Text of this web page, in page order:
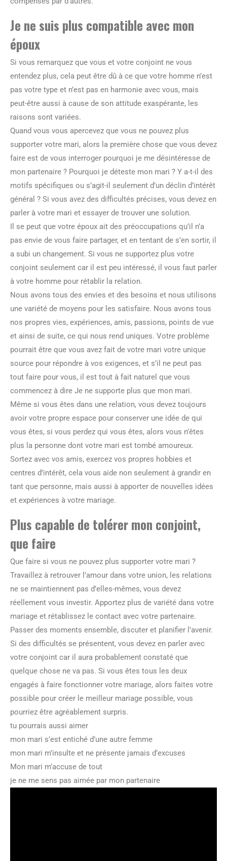
Je ne suis plus compatible avec mon
époux
Si vous remarquez que vous et votre conjoint ne vous
entendez plus, cela peut être dû à ce que votre homme n’est
pas votre type et n’est pas en harmonie avec vous, mais
peut-être aussi à cause de son attitude exaspérante, les
raisons sont variées.
Quand vous vous apercevez que vous ne pouvez plus
supporter votre mari, alors la première chose que vous devez
faire est de vous interroger pourquoi je me désintéresse de
mon partenaire ? Pourquoi je déteste mon mari ? Y a-t-il des
motifs spécifiques ou s’agit-il seulement d’un déclin d’intérêt
général ? Si vous avez des difficultés précises, vous devez en
parler à votre mari et essayer de trouver une solution.
Il se peut que votre époux ait des préoccupations qu’il n’a
pas envie de vous faire partager, et en tentant de s’en sortir, il
a subi un changement. Si vous ne supportez plus votre
conjoint seulement car il est peu intéressé, il vous faut parler
à votre homme pour rétablir la relation.
Nous avons tous des envies et des besoins et nous utilisons
une variété de moyens pour les satisfaire. Nous avons tous
nos propres vies, expériences, amis, passions, points de vue
et ainsi de suite, ce qui nous rend uniques. Votre problème
pourrait être que vous avez fait de votre mari votre unique
source pour répondre à vos exigences, et s’il ne peut pas
tout faire pour vous, il est tout à fait naturel que vous
commencez à dire Je ne supporte plus que mon mari.
Même si vous êtes dans une relation, vous devez toujours
avoir votre propre espace pour conserver une idée de qui
vous êtes, si vous perdez qui vous êtes, alors vous n’êtes
plus la personne dont votre mari est tombé amoureux.
Sortez avec vos amis, exercez vos propres hobbies et
centres d’intérêt, cela vous aide non seulement à grandir en
tant que personne, mais aussi à apporter de nouvelles idées
et expériences à votre mariage.
Plus capable de tolérer mon conjoint,
que faire
Que faire si vous ne pouvez plus supporter votre mari ?
Travaillez à retrouver l’amour dans votre union, les relations
ne se maintiennent pas d’elles-mêmes, vous devez
réellement vous investir. Apportez plus de variété dans votre
mariage et rétablissez le contact avec votre partenaire.
Passer des moments ensemble, discuter et planifier l’avenir.
Si des difficultés se présentent, vous devez en parler avec
votre conjoint car il aura probablement constaté que
quelque chose ne va pas. Si vous êtes tous les deux
engagés à faire fonctionner votre mariage, alors faites votre
possible pour créer le meilleur mariage possible, vous
pourriez être agréablement surpris.
tu pourrais aussi aimer
mon mari s’est entiché d’une autre femme
mon mari m’insulte et ne présente jamais d’excuses
Mon mari m’accuse de tout
je ne me sens pas aimée par mon partenaire